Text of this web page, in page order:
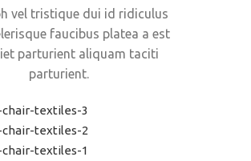
vel tristique dui id ridiculus
faucibus platea a est
parturient aliquam taciti
parturient.